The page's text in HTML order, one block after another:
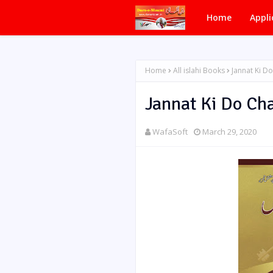
Home
Home All islahi Books Jannat Ki
Jannat Ki Do
WafaSoft March 29, 2020